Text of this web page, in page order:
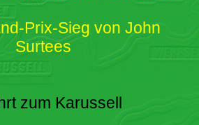
Prix-Sieg von John
Surtees
zum Karussell